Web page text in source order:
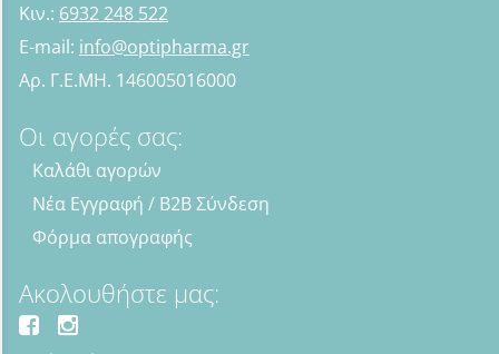
Κιν.: 6932 248 522
E-mail: info@optipharma.gr
Αρ. Γ.Ε.ΜΗ. 146005016000
Οι αγορές σας:
Καλάθι αγορών
Νέα Εγγραφή / B2B Σύνδεση
Φόρμα απογραφής
Ακολουθήστε μας: